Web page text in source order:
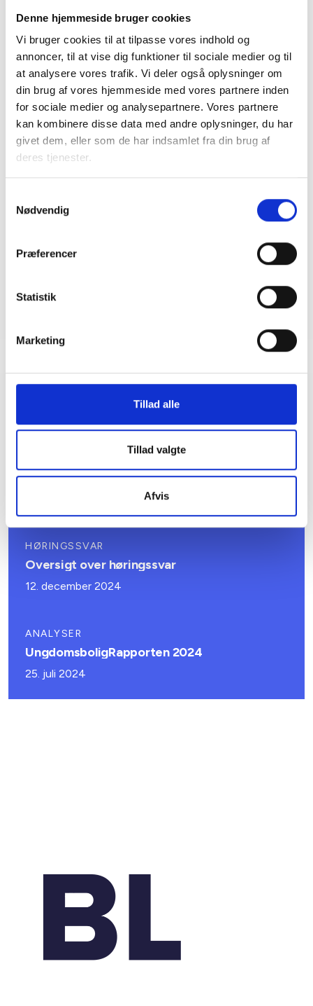
Denne hjemmeside bruger cookies
Vi bruger cookies til at tilpasse vores indhold og
annoncer, til at vise dig funktioner til sociale medier og til
at analysere vores trafik. Vi deler også oplysninger om
din brug af vores hjemmeside med vores partnere inden
for sociale medier og analysepartnere. Vores partnere
kan kombinere disse data med andre oplysninger, du har
givet dem, eller som de har indsamlet fra din brug af
deres tjenester.
Nødvendig
Præferencer
Statistik
Marketing
Tillad alle
Tillad valgte
Afvis
respondenter, hvoraf 559 respondenter er i aldersgruppen
du/vil du foretrække i seniortilværelsen?". Respondenterne
vægtes for at sikre repræsentativitet.
Kilde: Gallupundersøgelse for BL, juni 2023.
Kontakt
Vigithan Sivarajah
Analyse: Befolkningens ønsker til
boligpolitikken
HØRINGSSVAR
Oversigt over høringssvar
12. december 2024
ANALYSER
UngdomsboligRapporten 2024
25. juli 2024